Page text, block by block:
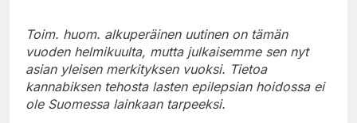
Toim. huom. alkuperäinen uutinen on tämän
vuoden helmikuulta, mutta julkaisemme sen nyt
asian yleisen merkityksen vuoksi. Tietoa
kannabiksen tehosta lasten epilepsian hoidossa ei
ole Suomessa lainkaan tarpeeksi.